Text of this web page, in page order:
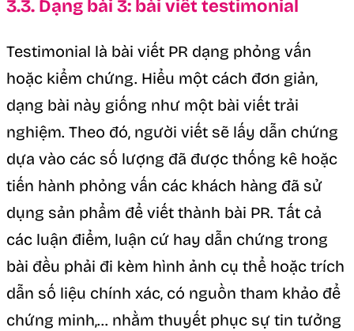
3.3. Dạng bài 3: bài viết testimonial
Testimonial là bài viết PR dạng phỏng vấn
hoặc kiểm chứng. Hiểu một cách đơn giản,
dạng bài này giống như một bài viết trải
nghiệm. Theo đó, người viết sẽ lấy dẫn chứng
dựa vào các số lượng đã được thống kê hoặc
tiến hành phỏng vấn các khách hàng đã sử
dụng sản phẩm để viết thành bài PR. Tất cả
các luận điểm, luận cứ hay dẫn chứng trong
bài đều phải đi kèm hình ảnh cụ thể hoặc trích
dẫn số liệu chính xác, có nguồn tham khảo để
chứng minh,… nhằm thuyết phục sự tin tưởng